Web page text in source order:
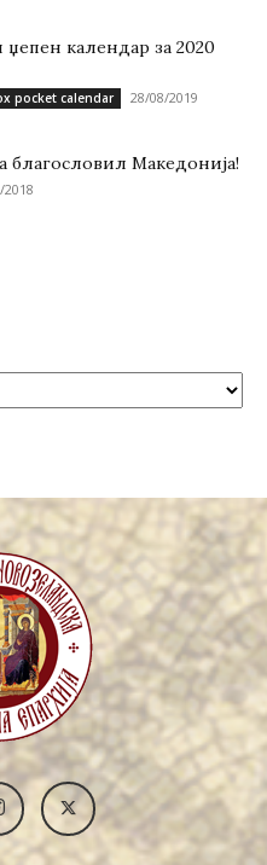
џепен календар за 2020
pocket calendar 28/08/2019
благословил Македонија!